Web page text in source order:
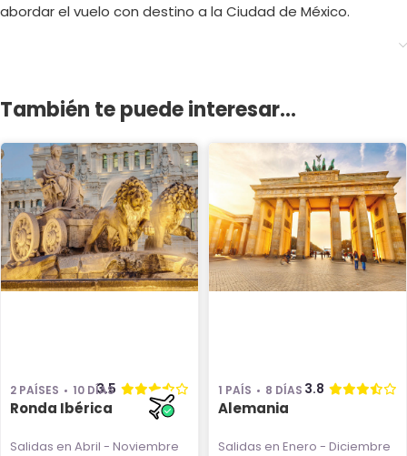
abordar el vuelo con destino a la Ciudad de México.
También te puede interesar...
2 PAÍSES 10 DÍAS
3.5
Ronda Ibérica
Salidas en Abril - Noviembre
1 PAÍS 8 DÍAS 3.8
Alemania
Salidas en Enero - Diciembre